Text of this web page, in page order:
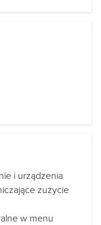
i urządzenia
zużycie
w menu